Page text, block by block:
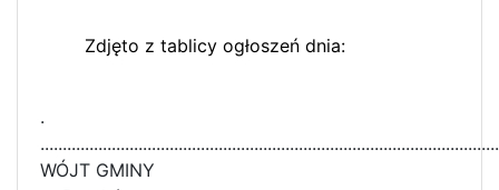
Zdjęto z tablicy ogłoszeń dnia:
.
WÓJT GMINY